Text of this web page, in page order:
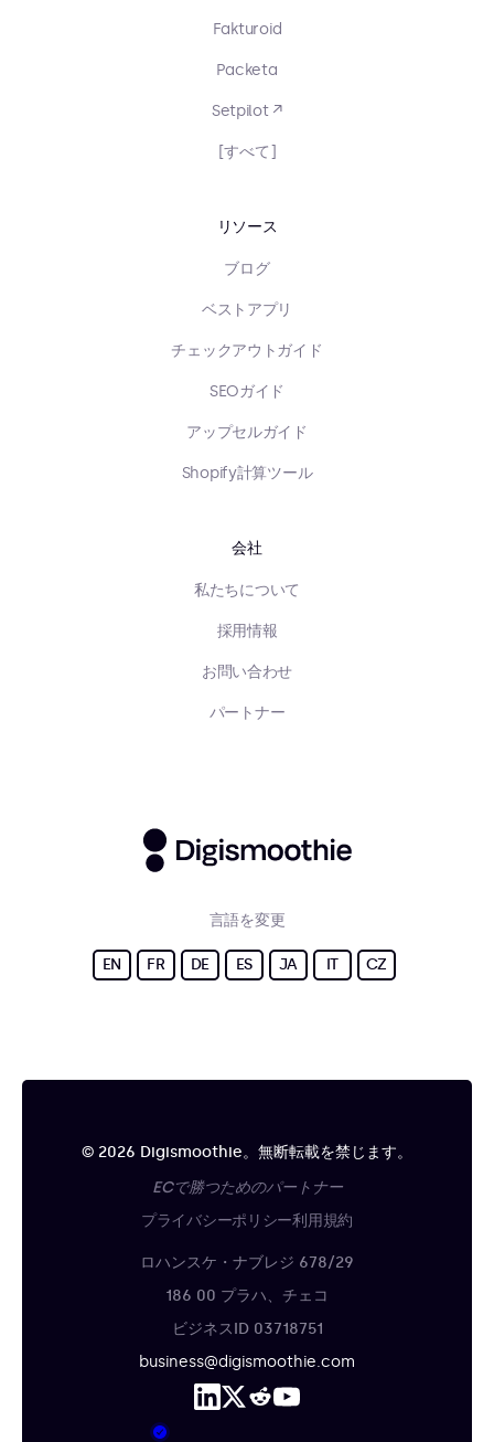
Fakturoid
Packeta
Setpilot ↗
[すべて]
リソース
ブログ
ベストアプリ
チェックアウトガイド
SEOガイド
アップセルガイド
Shopify計算ツール
会社
私たちについて
採用情報
お問い合わせ
パートナー
言語を変更
EN FR DE ES JA IT CZ
© 2026 Digismoothie。無断転載を禁じます。
ECで勝つためのパートナー
プライバシーポリシー利用規約
ロハンスケ・ナブレジ 678/29
186 00 プラハ、チェコ
ビジネスID 03718751
business@digismoothie.com